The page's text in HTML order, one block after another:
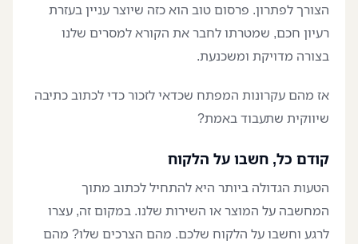
הצורך לפתרון. פרסום טוב הוא כזה שיוצר עניין בעזרת
רעיון חכם, שמטרתו לחבר את הקורא למסרים שלנו
בצורה מדויקת ומשכנעת.
אז מהם עקרונות המפתח שכדאי לזכור כדי לכתוב כתיבה
שיווקית שתעבוד באמת?
קודם כל, חשבו על הלקוח
הטעות הגדולה ביותר היא להתחיל לכתוב מתוך
המחשבה על המוצר או השירות שלנו. במקום זה, עצרו
לרגע וחשבו על הלקוח שלכם. מהם הצרכים שלו? מהם